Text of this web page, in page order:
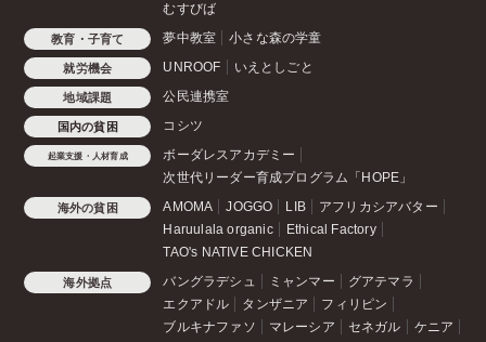
むすびば
教育・子育て 夢中教室 小さな森の学童
就労機会 UNROOF いえとしごと
地域課題 公民連携室
国内の貧困 コシツ
起業支援・人材育成
ボーダレスアカデミー
次世代リーダー育成プログラム「HOPE」
海外の貧困 AMOMA JOGGO LIB
アフリカシアバター
Haruulala organic
Ethical Factory
TAO's NATIVE CHICKEN
海外拠点 バングラデシュ ミャンマー
グアテマラ
エクアドル
タンザニア
フィリピン
ブルキナファソ
マレーシア セネガル ケニア